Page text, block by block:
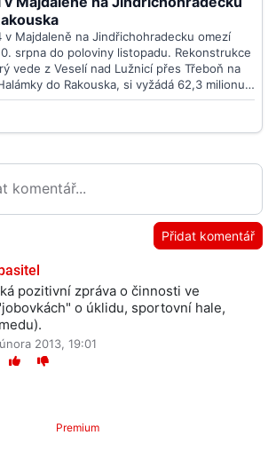
Přidat komentář
pozitivní zpráva o činnosti ve
o úklidu, sportovní hale,
2013, 19:01
Premium